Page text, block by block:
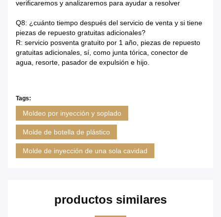
verificaremos y analizaremos para ayudar a resolver
Q8: ¿cuánto tiempo después del servicio de venta y si tiene
piezas de repuesto gratuitas adicionales?
R: servicio posventa gratuito por 1 año, piezas de repuesto
gratuitas adicionales, sí, como junta tórica, conector de
agua, resorte, pasador de expulsión e hijo.
Tags:
Moldeo por inyección y soplado
Molde de botella de plástico
Molde de inyección de una sola cavidad
productos similares